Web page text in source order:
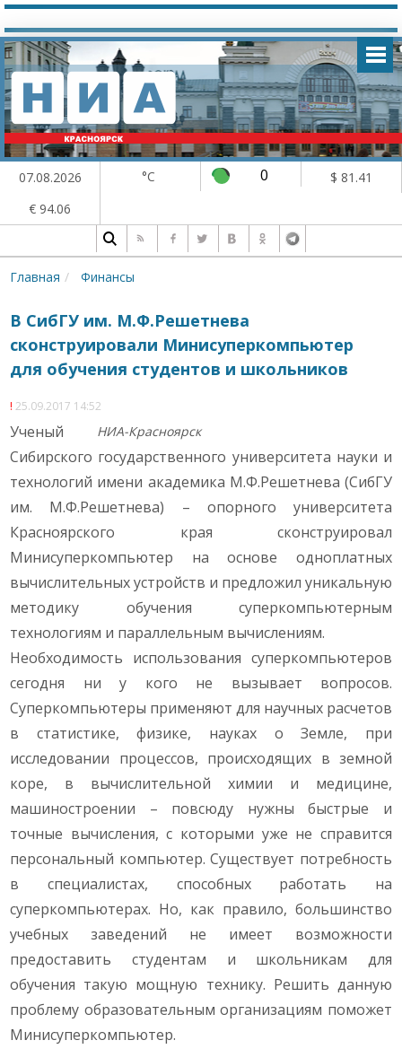
07.08.2026 °C 0
$ 81.41
€ 94.06
Главная Финансы
В СибГУ им. М.Ф.Решетнева
сконструировали Минисуперкомпьютер
для обучения студентов и школьников
25.09.2017 14:52
НИА-Красноярск
Ученый
Сибирского государственного университета науки и
технологий имени академика М.Ф.Решетнева (СибГУ
им. М.Ф.Решетнева) – опорного университета
Красноярского края сконструировал
Минисуперкомпьютер на основе одноплатных
вычислительных устройств и предложил уникальную
методику обучения суперкомпьютерным
технологиям и параллельным вычислениям.
Необходимость использования суперкомпьютеров
сегодня ни у кого не вызывает вопросов.
Суперкомпьютеры применяют для научных расчетов
в статистике, физике, науках о Земле, при
исследовании процессов, происходящих в земной
коре, в вычислительной химии и медицине,
машиностроении – повсюду нужны быстрые и
точные вычисления, с которыми уже не справится
персональный компьютер. Существует потребность
в специалистах, способных работать на
суперкомпьютерах. Но, как правило, большинство
учебных заведений не имеет возможности
предоставить студентам и школьникам для
обучения такую мощную технику. Решить данную
проблему образовательным организациям поможет
Минисуперкомпьютер.